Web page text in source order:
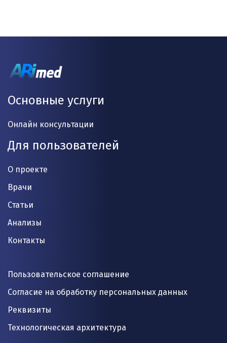
Основные услуги
Онлайн консультации
Для пользователей
О проекте
Врачи
Статьи
Анализы
Контакты
Пользовательское соглашение
Согласие на обработку персональных данных
Реквизиты
Технологическая архитектура